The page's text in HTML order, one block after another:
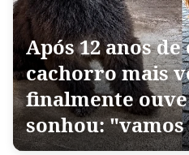
Após 12 anos de
cachorro mais
finalmente
sonhou: "vamos